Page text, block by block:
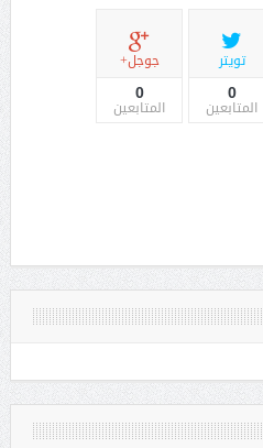
تويتر
0
المتابعين
جوجل+
0
المتابعين